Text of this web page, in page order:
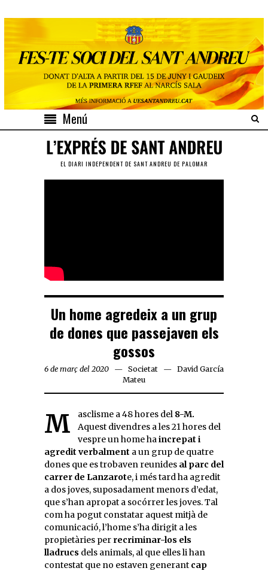
Menú
EL DIARI INDEPENDENT DE SANT ANDREU DE PALOMAR
Un home agredeix a un grup
de dones que passejaven els
gossos
6 de març del 2020 Societat
David García
Mateu
Masclisme a 48 hores del 8-M.
Aquest divendres a les 21 hores del
vespre un home haincrepat i
agredit verbalment a un grup de quatre
dones que es trobaven reunides al parc del
carrer de Lanzarote, i més tard ha agredit
a dos joves, suposadament menors d’edat,
que s’han apropat a socórrer les joves. Tal
com ha pogut constatar aquest mitjà de
comunicació, l’home s’ha dirigit a les
propietàries per recriminar-los els
lladrucs dels animals, al que elles li han
contestat que no estaven generant cap